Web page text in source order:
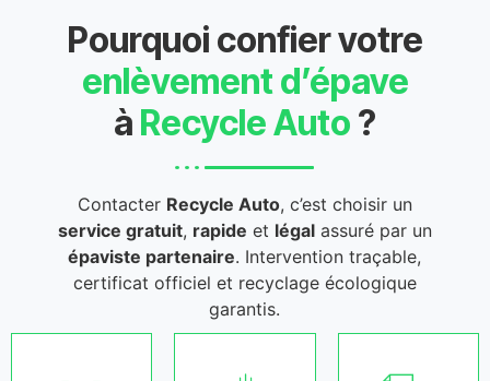
Pourquoi confier votre
enlèvement d’épave
à Recycle Auto ?
Contacter Recycle Auto, c’est choisir un
service gratuit, rapide et légalassuré par un
épaviste partenaire. Intervention traçable,
certificat officiel et recyclage écologique
garantis.